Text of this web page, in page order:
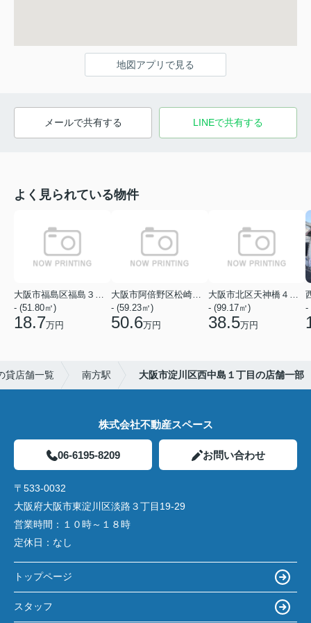
地図アプリで見る
メールで共有する LINEで共有する
よく見られている物件
- (51.80㎡)
18.7万円
- (59.23㎡)
50.6万円
- (99.17㎡)
38.5万円
-
貸店舗一覧 南方駅 大阪市淀川区西中島１丁目の店舗一部
株式会社不動産スペース
06-6195-8209 お問い合わせ
〒533-0032
大阪府大阪市東淀川区淡路３丁目19-29
営業時間： １０時～１８時
定休日： なし
トップページ
スタッフ